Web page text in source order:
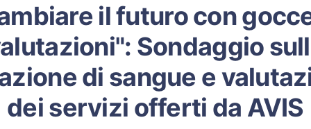
il futuro con
Sondaggio
di sangue e
dei servizi offerti da AVIS